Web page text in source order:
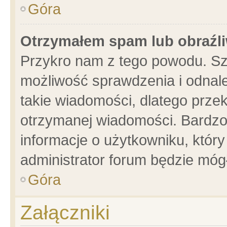
Góra
Otrzymałem spam lub
Przykro nam z tego powodu.
możliwość sprawdzenia i
takie wiadomości, dlatego
otrzymanej wiadomości.
informacje o użytkowniku,
administrator forum będzie
Góra
Załączniki